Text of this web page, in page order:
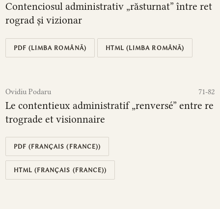
Contenciosul administrativ „răsturnat” între ret
rograd și vizionar
PDF (LIMBA ROMÂNĂ) HTML (LIMBA ROMÂNĂ)
Ovidiu Podaru 71-82
Le contentieux administratif „renversé” entre re
trograde et visionnaire
PDF (FRANÇAIS (FRANCE))
HTML (FRANÇAIS (FRANCE))